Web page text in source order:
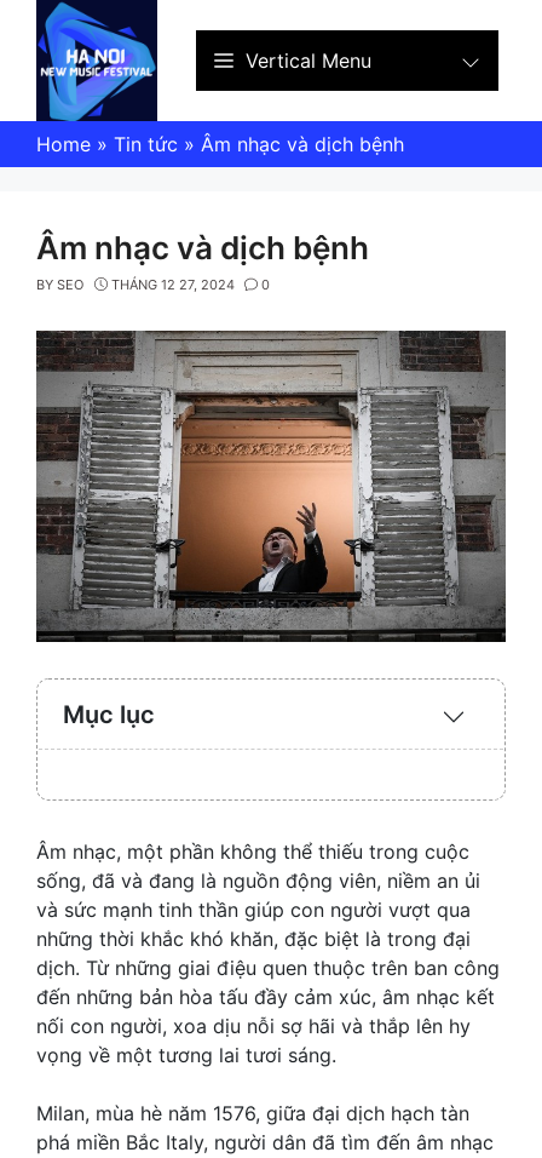
content
Vertical Menu
Home » Tin tức » Âm nhạc và dịch bệnh
Âm nhạc và dịch bệnh
BY SEO THÁNG 12 27, 2024 0
Mục lục
Expand
/
Âm nhạc, một phần không thể thiếu trong cuộc
sống, đã và đang là nguồn động viên, niềm an ủi
và sức mạnh tinh thần giúp con người vượt qua
những thời khắc khó khăn, đặc biệt là trong đại
dịch. Từ những giai điệu quen thuộc trên ban công
đến những bản hòa tấu đầy cảm xúc, âm nhạc kết
nối con người, xoa dịu nỗi sợ hãi và thắp lên hy
vọng về một tương lai tươi sáng.
Milan, mùa hè năm 1576, giữa đại dịch hạch tàn
phá miền Bắc Italy, người dân đã tìm đến âm nhạc